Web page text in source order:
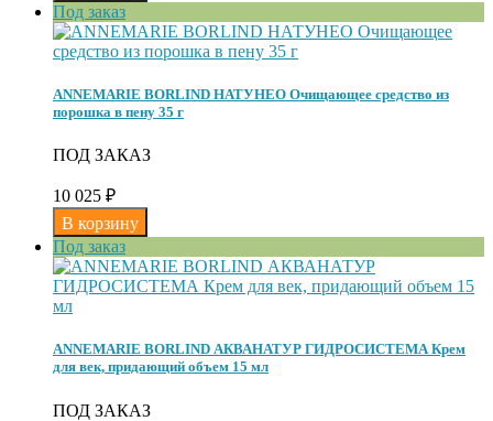
Под заказ
ANNEMARIE BORLIND НАТУНЕО Очищающее средство из
порошка в пену 35 г
ПОД ЗАКАЗ
10 025 ₽
Под заказ
ANNEMARIE BORLIND АКВАНАТУР ГИДРОСИСТЕМА Крем
для век, придающий объем 15 мл
ПОД ЗАКАЗ